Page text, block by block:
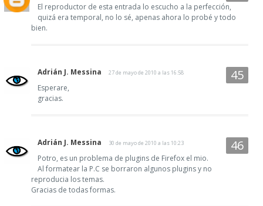
El reproductor de esta entrada lo escucho a la perfección,
quizá era temporal, no lo sé, apenas ahora lo probé y todo
bien.
Adrián J. Messina 27 de mayo de 2010 a las 16:58
Esperare,
gracias.
Adrián J. Messina 30 de mayo de 2010 a las 10:23
Potro, es un problema de plugins de Firefox el mio.
Al formatear la P.C se borraron algunos plugins y no
reproducia los temas.
Gracias de todas formas.